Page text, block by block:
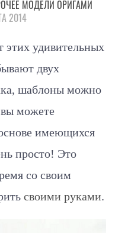
МОДЕЛИ ОРИГАМИ
2014
этих удивительных
двух
шаблоны можно
можете
имеющихся
просто! Это
со своим
своими руками.